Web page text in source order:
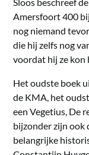
Amersfoort 400
nog niemand
die hij zelfs nog
voordat hij ze kon
Het oudste boek
de KMA, het
een Vegetius, De
bijzonder zijn ook
belangrijke